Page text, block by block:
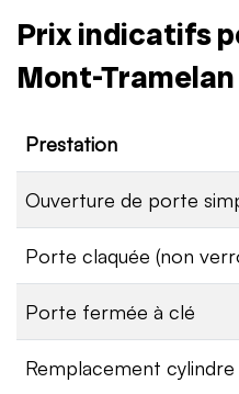
Prix indicatifs
Mont-Tramelan
Prestation
Ouverture de porte
Porte claquée (non
Porte fermée à clé
Remplacement cylindre